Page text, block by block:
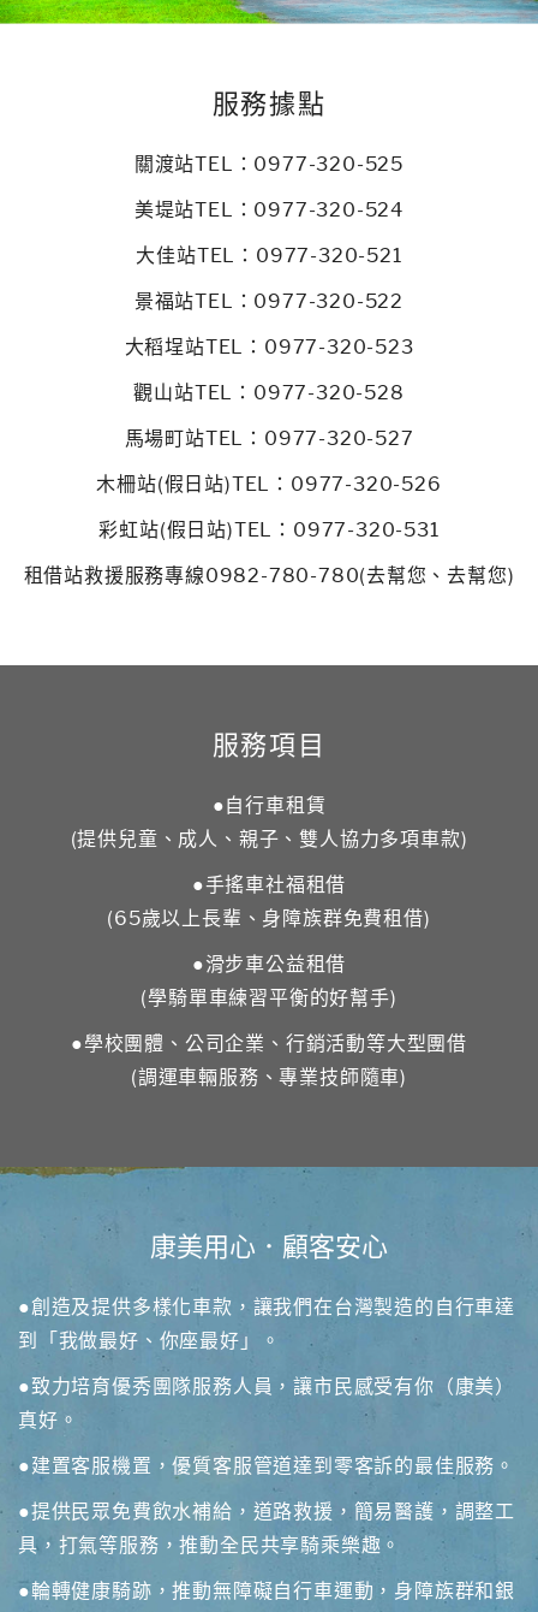
服務據點
關渡站TEL：0977-320-525
美堤站TEL：0977-320-524
大佳站TEL：0977-320-521
景福站TEL：0977-320-522
大稻埕站TEL：0977-320-523
觀山站TEL：0977-320-528
馬場町站TEL：0977-320-527
木柵站(假日站)TEL：0977-320-526
彩虹站(假日站)TEL：0977-320-531
租借站救援服務專線0982-780-780(去幫您、去幫您)
服務項目
●自行車租賃
(提供兒童、成人、親子、雙人協力多項車款)
●手搖車社福租借
(65歲以上長輩、身障族群免費租借)
●滑步車公益租借
(學騎單車練習平衡的好幫手)
●學校團體、公司企業、行銷活動等大型團借
(調運車輛服務、專業技師隨車)
康美用心．顧客安心
●創造及提供多樣化車款，讓我們在台灣製造的自行車達
到「我做最好、你座最好」。
●致力培育優秀團隊服務人員，讓市民感受有你（康美）
真好。
●建置客服機置，優質客服管道達到零客訴的最佳服務。
●提供民眾免費飲水補給，道路救援，簡易醫護，調整工
具，打氣等服務，推動全民共享騎乘樂趣。
●輪轉健康騎跡，推動無障礙自行車運動，身障族群和銀